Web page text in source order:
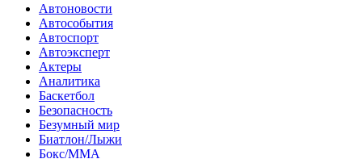
Автоновости
Автособытия
Автоспорт
Автоэксперт
Актеры
Аналитика
Баскетбол
Безопасность
Безумный мир
Биатлон/Лыжи
Бокс/MMA